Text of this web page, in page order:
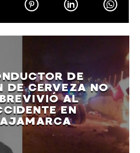
DE
DE CERVEZA NO
AL
EN